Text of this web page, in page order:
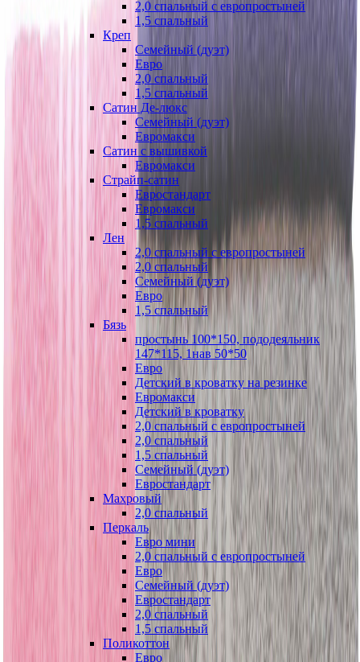
2,0 спальный с европростыней
1,5 спальный
Креп
Семейный (дуэт)
Евро
2,0 спальный
1,5 спальный
Сатин Де-люкс
Семейный (дуэт)
Евромакси
Сатин с вышивкой
Евромакси
Страйп-сатин
Евростандарт
Евромакси
1,5 спальный
Лен
2,0 спальный с европростыней
2,0 спальный
Семейный (дуэт)
Евро
1,5 спальный
Бязь
простынь 100*150, пододеяльник
147*115, 1нав 50*50
Евро
Детский в кроватку на резинке
Евромакси
Детский в кроватку
2,0 спальный с европростыней
2,0 спальный
1,5 спальный
Семейный (дуэт)
Евростандарт
Махровый
2,0 спальный
Перкаль
Евро мини
2,0 спальный с европростыней
Евро
Семейный (дуэт)
Евростандарт
2,0 спальный
1,5 спальный
Поликоттон
Евро